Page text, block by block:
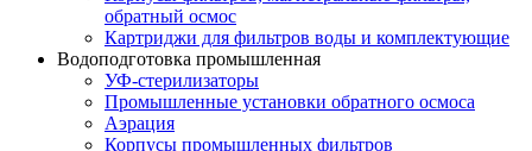
обратный осмос
Картриджи для фильтров воды и комплектующие
Водоподготовка промышленная
УФ-стерилизаторы
Промышленные установки обратного осмоса
Аэрация
Корпусы промышленных фильтров